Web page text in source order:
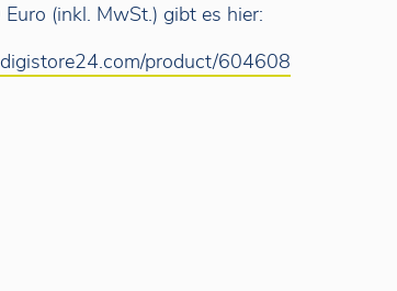
(inkl. MwSt.) gibt es hier:
product/604608